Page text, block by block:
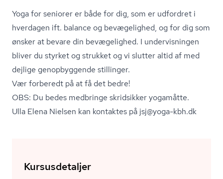
Yoga for seniorer er både for dig, som er udfordret i
hverdagen ift. balance og bevægelighed, og for dig som
ønsker at bevare din bevægelighed. I undervisningen
bliver du styrket og strukket og vi slutter altid af med
dejlige genopbyggende stillinger.
Vær forberedt på at få det bedre!
OBS: Du bedes medbringe skridsikker yogamåtte.
Ulla Elena Nielsen kan kontaktes på jsj@yoga-kbh.dk
Kursusdetaljer